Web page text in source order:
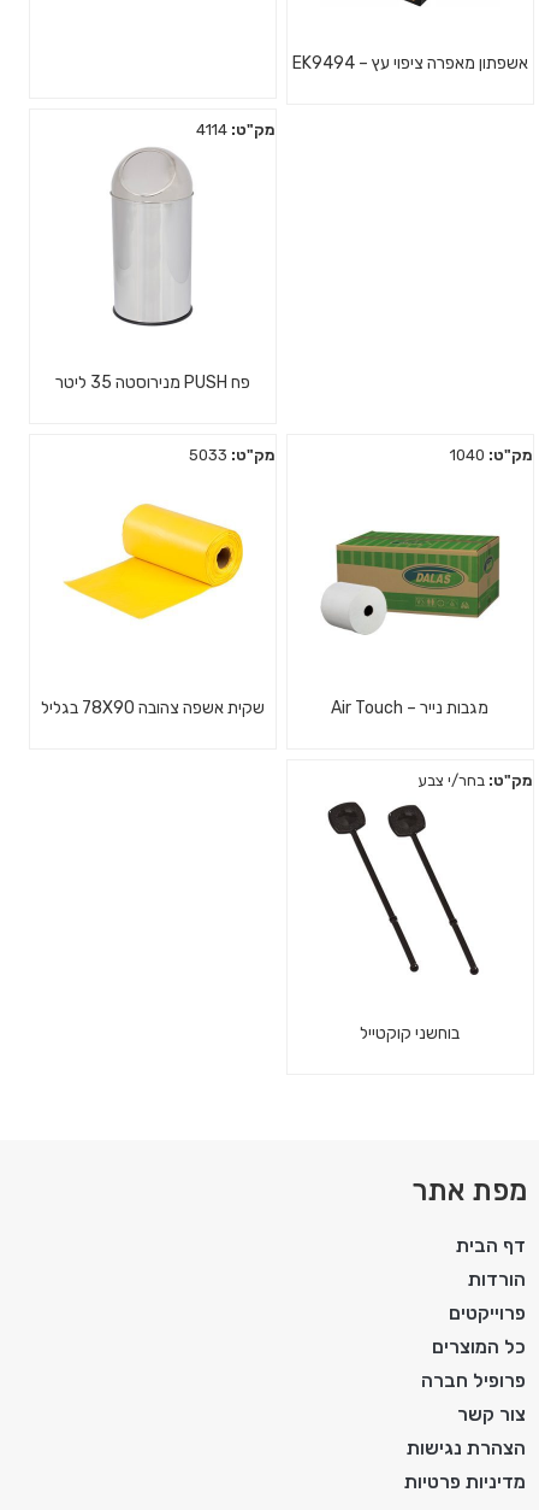
אשפתון מאפרה ציפוי עץ – EK9494
מק"ט: 4114
פח PUSH מנירוסטה 35 ליטר
מק"ט:
מגבות נייר – Air Touch
מק"ט:
שקית אשפה צהובה 78X90 בגליל
מק"ט: בחר/י צבע
בוחשני קוקטייל
מפת אתר
דף הבית
הורדות
פרוייקטים
כל המוצרים
פרופיל חברה
צור קשר
הצהרת נגישות
מדיניות פרטיות